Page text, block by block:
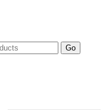
Go